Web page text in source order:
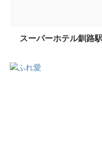
スーパーホテル釧路